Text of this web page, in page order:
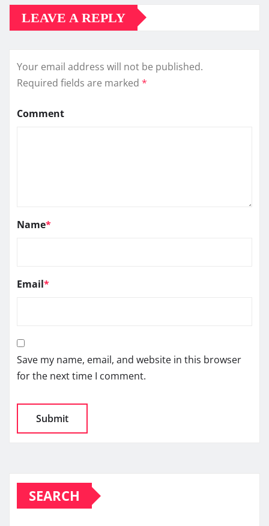
LEAVE A REPLY
Your email address will not be published.
Required fields are marked *
Comment
Name*
Email*
Save my name, email, and website in this browser
for the next time I comment.
SEARCH